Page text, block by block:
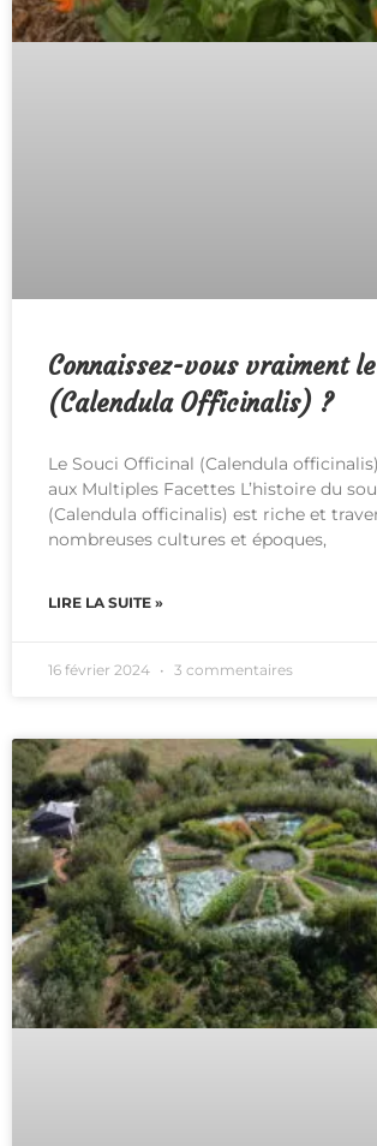
Connaissez-vous vraiment
(Calendula Officinalis) ?
Le Souci Officinal (Calendula
aux Multiples Facettes L’histoire du
(Calendula officinalis) est riche et
nombreuses cultures et époques,
LIRE LA SUITE »
16 février 2024 3 commentaires